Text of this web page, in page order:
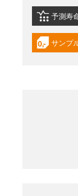
igus-icon-
予測寿
igus-icon-
サンプ